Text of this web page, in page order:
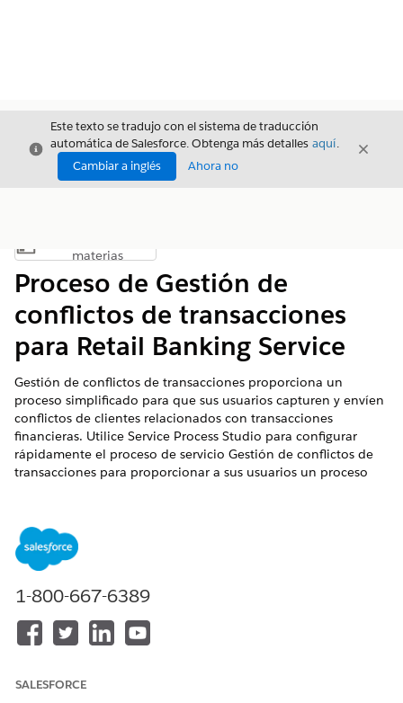
Cerrar
Este texto se tradujo con el sistema de traducción
automática de Salesforce. Obtenga más detalles aquí.
Cambiar a inglés
Ahora no
Cerrar
Mostrar índice de materias
materias
Proceso de Gestión de
conflictos de transacciones
para Retail Banking Service
Gestión de conflictos de transacciones proporciona un
proceso simplificado para que sus usuarios capturen y envíen
conflictos de clientes relacionados con transacciones
financieras. Utilice Service Process Studio para configurar
rápidamente el proceso de servicio Gestión de conflictos de
transacciones para proporcionar a sus usuarios un proceso
conflictos directamente desde la página de registro de un
cliente en Salesforce.
EDICIONES NECESARIAS
Disponible en: Ediciones
1-800-667-6389
SALESFORCE